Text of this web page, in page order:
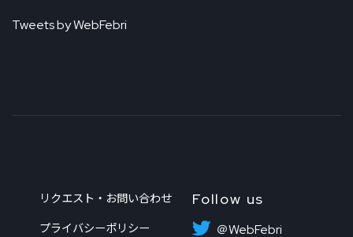
Tweets by WebFebri
リクエスト・お問い合わせ
プライバシーポリシー
Follow us
＠WebFebri